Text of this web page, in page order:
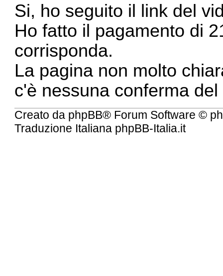
Si, ho seguito il link del
Ho fatto il pagamento di
corrisponda.
La pagina non molto
c'è nessuna conferma
Creato da phpBB® Forum Software ©
Traduzione Italiana phpBB-Italia.it